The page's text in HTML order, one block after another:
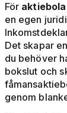
För
en egen
Det skapar
du behöver
bokslut och
genom